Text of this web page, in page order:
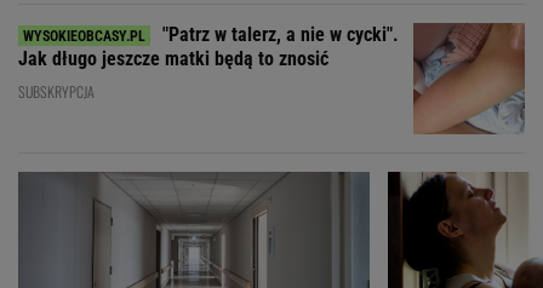
"Patrz w talerz, a nie w cycki".
Jak długo jeszcze matki będą to znosić
SUBSKRYPCJA